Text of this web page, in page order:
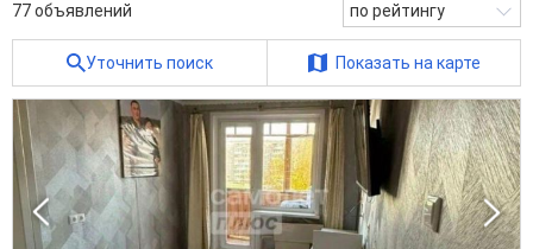
77объявлений по рейтингу
Уточнить поиск Показать на карте